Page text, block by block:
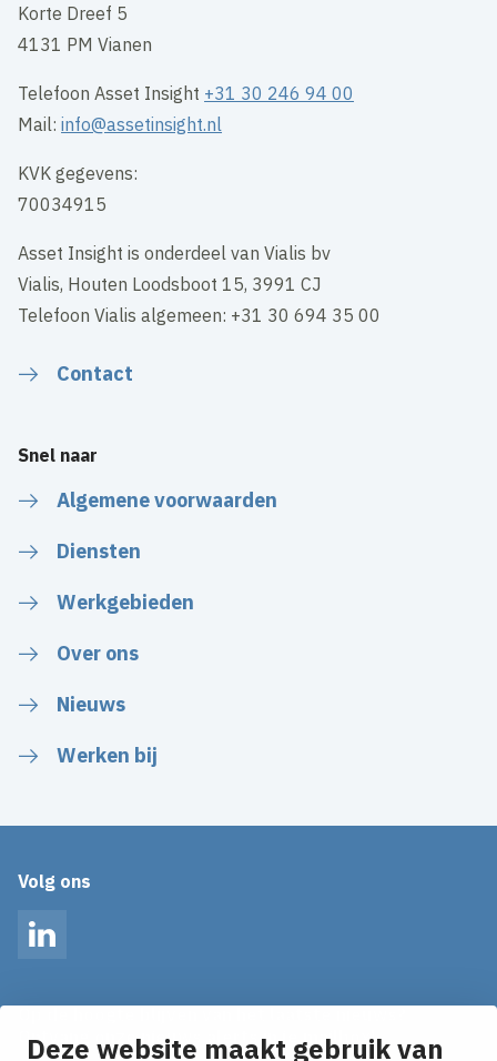
Deze website maakt gebruik van
Korte Dreef 5
4131 PM Vianen
Telefoon Asset Insight +31 30 246 94 00
Mail:info@assetinsight.nl
KVK gegevens:
70034915
Asset Insight is onderdeel van Vialis bv
Vialis, Houten Loodsboot 15, 3991 CJ
Telefoon Vialis algemeen: +31 30 694 35 00
Contact
Snel naar
Algemene voorwaarden
Diensten
Werkgebieden
Over ons
Nieuws
Werken bij
Volg ons
LinkedIn
Ontvang onze nieuws alerts in je mailbox!